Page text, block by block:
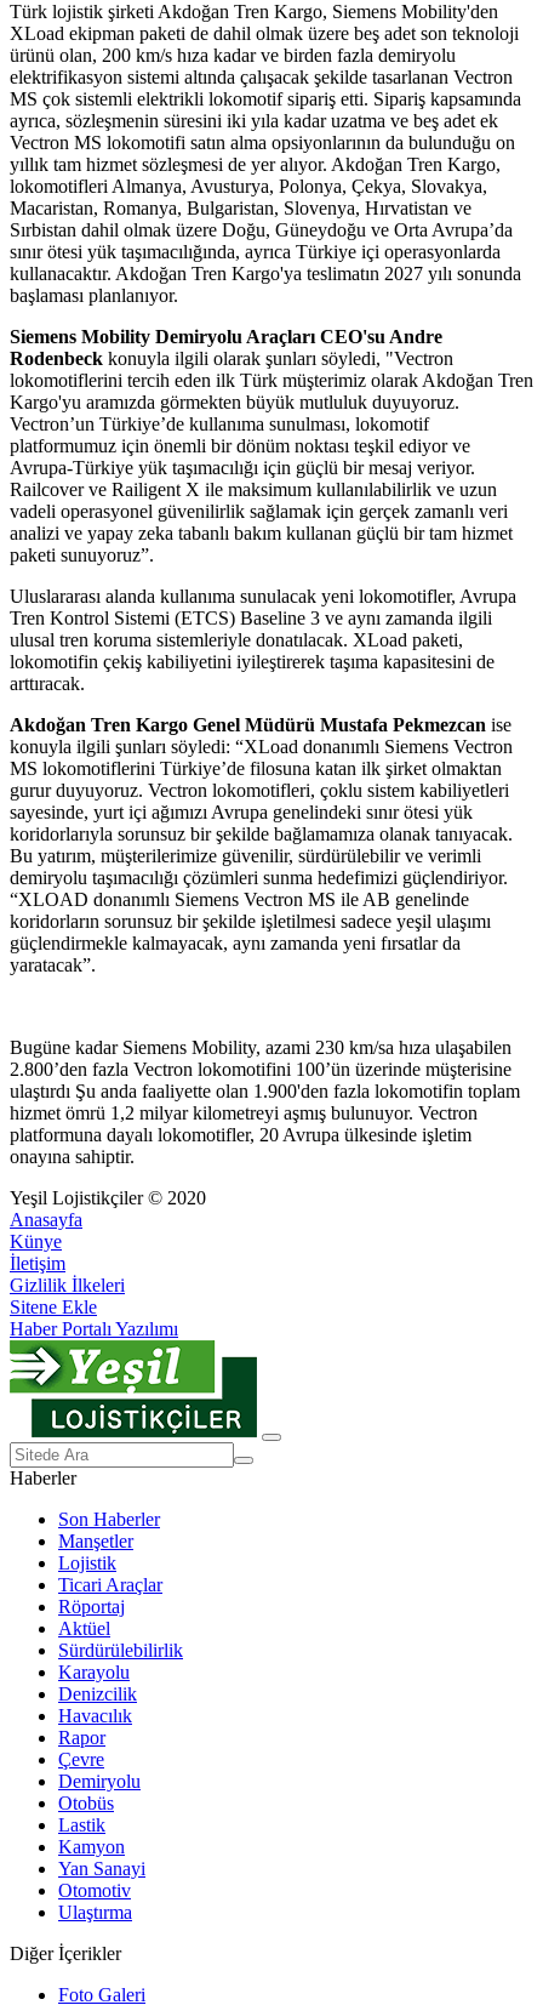
Türk lojistik şirketi Akdoğan Tren Kargo, Siemens Mobility'den
XLoad ekipman paketi de dahil olmak üzere beş adet son teknoloji
ürünü olan, 200 km/s hıza kadar ve birden fazla demiryolu
elektrifikasyon sistemi altında çalışacak şekilde tasarlanan Vectron
MS çok sistemli elektrikli lokomotif sipariş etti. Sipariş kapsamında
ayrıca, sözleşmenin süresini iki yıla kadar uzatma ve beş adet ek
Vectron MS lokomotifi satın alma opsiyonlarının da bulunduğu on
yıllık tam hizmet sözleşmesi de yer alıyor. Akdoğan Tren Kargo,
lokomotifleri Almanya, Avusturya, Polonya, Çekya, Slovakya,
Macaristan, Romanya, Bulgaristan, Slovenya, Hırvatistan ve
Sırbistan dahil olmak üzere Doğu, Güneydoğu ve Orta Avrupa’da
sınır ötesi yük taşımacılığında, ayrıca Türkiye içi operasyonlarda
kullanacaktır. Akdoğan Tren Kargo'ya teslimatın 2027 yılı sonunda
başlaması planlanıyor.
Siemens Mobility Demiryolu Araçları CEO'su Andre
Rodenbeck konuyla ilgili olarak şunları söyledi, "Vectron
lokomotiflerini tercih eden ilk Türk müşterimiz olarak Akdoğan Tren
Kargo'yu aramızda görmekten büyük mutluluk duyuyoruz.
Vectron’un Türkiye’de kullanıma sunulması, lokomotif
platformumuz için önemli bir dönüm noktası teşkil ediyor ve
Avrupa-Türkiye yük taşımacılığı için güçlü bir mesaj veriyor.
Railcover ve Railigent X ile maksimum kullanılabilirlik ve uzun
vadeli operasyonel güvenilirlik sağlamak için gerçek zamanlı veri
analizi ve yapay zeka tabanlı bakım kullanan güçlü bir tam hizmet
paketi sunuyoruz”.
Uluslararası alanda kullanıma sunulacak yeni lokomotifler, Avrupa
Tren Kontrol Sistemi (ETCS) Baseline 3 ve aynı zamanda ilgili
ulusal tren koruma sistemleriyle donatılacak. XLoad paketi,
lokomotifin çekiş kabiliyetini iyileştirerek taşıma kapasitesini de
arttıracak.
Akdoğan Tren Kargo Genel Müdürü Mustafa Pekmezcan ise
konuyla ilgili şunları söyledi: “XLoad donanımlı Siemens Vectron
MS lokomotiflerini Türkiye’de filosuna katan ilk şirket olmaktan
gurur duyuyoruz. Vectron lokomotifleri, çoklu sistem kabiliyetleri
sayesinde, yurt içi ağımızı Avrupa genelindeki sınır ötesi yük
koridorlarıyla sorunsuz bir şekilde bağlamamıza olanak tanıyacak.
Bu yatırım, müşterilerimize güvenilir, sürdürülebilir ve verimli
demiryolu taşımacılığı çözümleri sunma hedefimizi güçlendiriyor.
“XLOAD donanımlı Siemens Vectron MS ile AB genelinde
koridorların sorunsuz bir şekilde işletilmesi sadece yeşil ulaşımı
güçlendirmekle kalmayacak, aynı zamanda yeni fırsatlar da
yaratacak”.
Bugüne kadar Siemens Mobility, azami 230 km/sa hıza ulaşabilen
2.800’den fazla Vectron lokomotifini 100’ün üzerinde müşterisine
ulaştırdı Şu anda faaliyette olan 1.900'den fazla lokomotifin toplam
hizmet ömrü 1,2 milyar kilometreyi aşmış bulunuyor. Vectron
platformuna dayalı lokomotifler, 20 Avrupa ülkesinde işletim
onayına sahiptir.
Yeşil Lojistikçiler © 2020
Anasayfa
Künye
İletişim
Gizlilik İlkeleri
Sitene Ekle
Haber Portalı Yazılımı
Haberler
Son Haberler
Manşetler
Lojistik
Ticari Araçlar
Röportaj
Aktüel
Sürdürülebilirlik
Karayolu
Denizcilik
Havacılık
Rapor
Çevre
Demiryolu
Otobüs
Lastik
Kamyon
Yan Sanayi
Otomotiv
Ulaştırma
Diğer İçerikler
Foto Galeri